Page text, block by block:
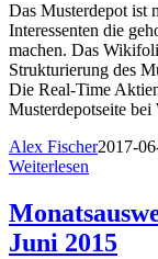
Das Musterdepot ist
Interessenten die
machen. Das
Strukturierung des
Die Real-Time
Musterdepotseite
Alex Fischer2017-
Weiterlesen
Juni 2015